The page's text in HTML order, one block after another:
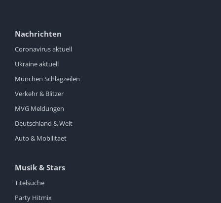
Nachrichten
Coronavirus aktuell
Ukraine aktuell
München Schlagzeilen
Verkehr & Blitzer
MVG Meldungen
Deutschland & Welt
Auto & Mobilitaet
Musik & Stars
Titelsuche
Party Hitmix